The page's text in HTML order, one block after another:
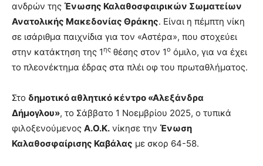
ανδρών της Ένωσης Καλαθοσφαιρικών Σωματείων
Ανατολικής Μακεδονίας Θράκης. Είναι η πέμπτη νίκη
σε ισάριθμα παιχνίδια για τον «Αστέρα», που στοχεύει
στην κατάκτηση της 1ης θέσης στον 1ο όμιλο, για να έχει
το πλεονέκτημα έδρας στα πλέι οφ του πρωταθλήματος.
Στο δημοτικό αθλητικό κέντρο «Αλεξάνδρα
Δήμογλου», το Σάββατο 1 Νοεμβρίου 2025, ο τυπικά
φιλοξενούμενος Α.Ο.Κ. νίκησε την Ένωση
Καλαθοσφαίρισης Καβάλας με σκορ 64-58.